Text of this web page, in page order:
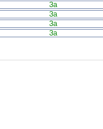
За
За
За
За